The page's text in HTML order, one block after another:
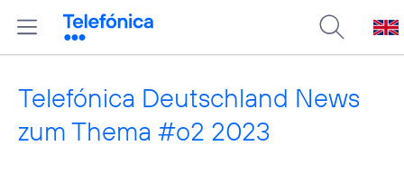
Telefónica Deutschland News
zum Thema #o2 2023